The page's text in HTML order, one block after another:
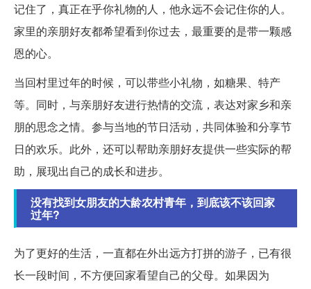
记住了，真正在乎你礼物的人，他永远不会记住你的人。
家里的亲朋好友都希望看到你过去，最重要的是带一颗感
恩的心。
当回村里过年的时候，可以带些小礼物，如糖果、特产
等。同时，与亲朋好友进行热情的交流，表达对家乡和亲
朋的思念之情。参与当地的节日活动，共同体验和分享节
日的欢乐。此外，还可以帮助亲朋好友提供一些实际的帮
助，展现出自己的成长和进步。
没有找到女朋友的大龄农村青年，到底该不该回家
过年?
为了更好的生活，一直都在外出远方打拼的游子，已有很
长一段时间，不方便回家看望自己的父母。如果因为